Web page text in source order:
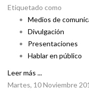
Etiquetado como
Medios de
Divulgación
Presentaciones
Hablar en público
Leer más ...
Martes, 10 Noviembre